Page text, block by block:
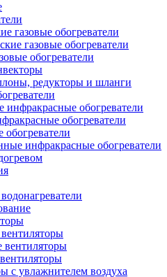
газовые обогреватели
газовые обогреватели
обогреватели
редукторы и шланги
инфракрасные обогреватели
обогреватели
инфракрасные обогреватели
вентиляторы
с увлажнителем воздуха